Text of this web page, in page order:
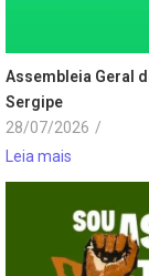
Assembleia Geral
Sergipe
28/07/2026 /
Leia mais